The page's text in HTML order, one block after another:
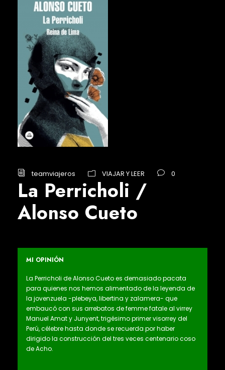
teamviajeros VIAJAR Y LEER 0
La Perricholi /
Alonso Cueto
MI OPINIÓN
La Perricholi de Alonso Cueto es demasiado pacata
para quienes nos hemos alimentado de la leyenda de
la jovenzuela -plebeya, libertina y zalamera- que
embaucó con sus arrebatos de femme fatale al virrey
Manuel Amat y Junyent, trigésimo primer visorrey del
Perú, célebre hasta donde se recuerda por haber
dirigido la construcción del tres veces centenario coso
de Acho.